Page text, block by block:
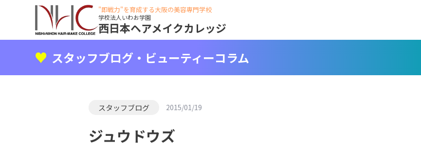
"即戦力"を育成する大阪の美容専門学校
学校法人いわお学園
西日本ヘアメイクカレッジ
スタッフブログ・ビューティーコラム
スタッフブログ 2015/01/19
ジュウドウズ